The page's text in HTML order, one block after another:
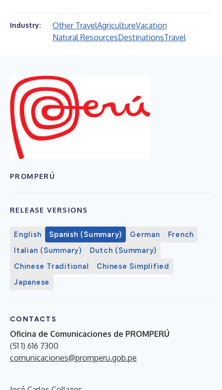
Industry: Other TravelAgricultureVacation
Natural ResourcesDestinationsTravel
PROMPERÚ
RELEASE VERSIONS
English Spanish (Summary) German
French
Italian (Summary)
Dutch (Summary)
Chinese Traditional
Chinese Simplified
Japanese
CONTACTS
Oficina de Comunicaciones de PROMPERÚ
(51 1) 616 7300
comunicaciones@promperu.gob.pe